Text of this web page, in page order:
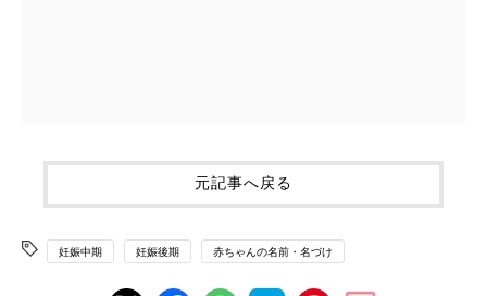
元記事へ戻る
妊娠中期 妊娠後期 赤ちゃんの名前・名づけ